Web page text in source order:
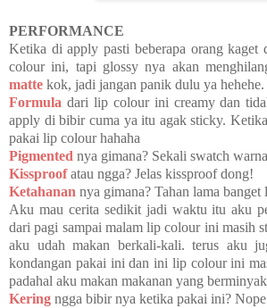
PERFORMANCE
Ketika di apply pasti beberapa orang kaget
colour ini, tapi glossy nya akan
matte kok, jadi jangan panik dulu ya hehehe.
Formula dari lip colour ini creamy dan
apply di bibir cuma ya itu agak sticky.
pakai lip colour hahaha
Pigmented nya gimana? Sekali swatch
Kissproofatau ngga? Jelas kissproof dong!
Ketahanan nya gimana? Tahan lama
Aku mau cerita sedikit jadi waktu itu aku
dari pagi sampai malam lip colour ini masih
aku udah makan berkali-kali. terus aku
kondangan pakai ini dan ini lip colour ini
padahal aku makan makanan yang
Kering ngga bibir nya ketika pakai ini?